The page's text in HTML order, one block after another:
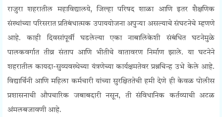
राजुरा शहरातील महाविद्यालये, जिल्हा परिषद शाळा आणि इतर शैक्षणिक
संस्थांच्या परिसरात प्रतिबंधात्मक उपाययोजना अपुऱ्या असल्याचे संघटनेचे म्हणणे
आहे. काही दिवसांपूर्वी घडलेल्या एका नाबालिकेशी संबंधित घटनेमुळे
पालकवर्गात तीव्र संताप आणि भीतीचे वातावरण निर्माण झाले. या घटनेने
शहरातील कायदा-सुव्यवस्थेच्या यंत्रणेच्या कार्यक्षमतेवर प्रश्नचिन्ह उभे केले आहे.
विद्यार्थिनी आणि महिला कर्मचारी यांच्या सुरक्षिततेची हमी देणे ही केवळ पोलीस
प्रशासनाची औपचारिक जबाबदारी नसून, ती संविधानिक कर्तव्याची अटळ
अंमलबजावणी आहे.